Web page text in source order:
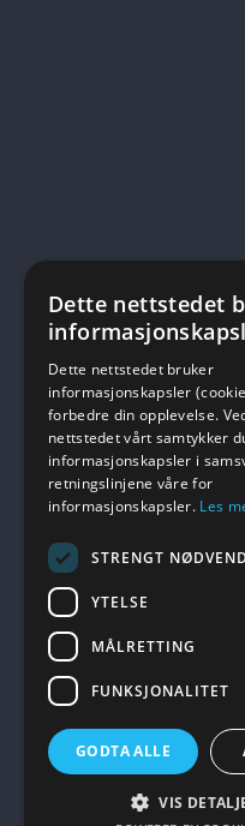
Dette nettstedet
Dette nettstedet bruker
informasjonskapsler
forbedre din opplevelse.
nettstedet vårt samtykker
informasjonskapsler i
retningslinjene våre for
informasjonskapsler. Les
STRENGT
YTELSE
MÅLRETTING
FUNKSJONALITET
GODTA ALLE
VIS